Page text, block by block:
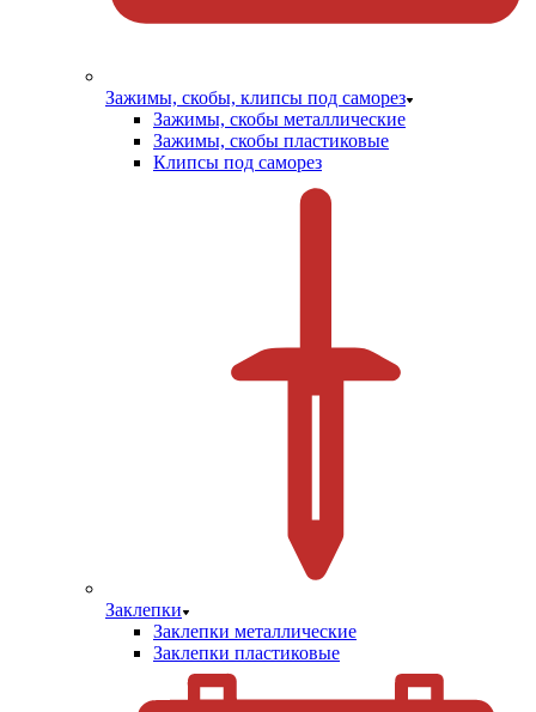
Зажимы, скобы, клипсы под саморез
Зажимы, скобы металлические
Зажимы, скобы пластиковые
Клипсы под саморез
Заклепки
Заклепки металлические
Заклепки пластиковые